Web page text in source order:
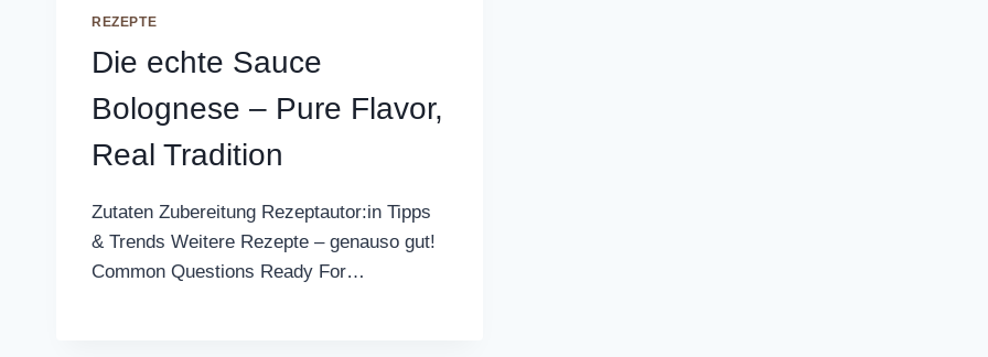
REZEPTE
Die echte Sauce
Bolognese – Pure Flavor,
Real Tradition
Zutaten Zubereitung Rezeptautor:in Tipps
& Trends Weitere Rezepte – genauso gut!
Common Questions Ready For…